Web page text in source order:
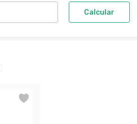
Calcular